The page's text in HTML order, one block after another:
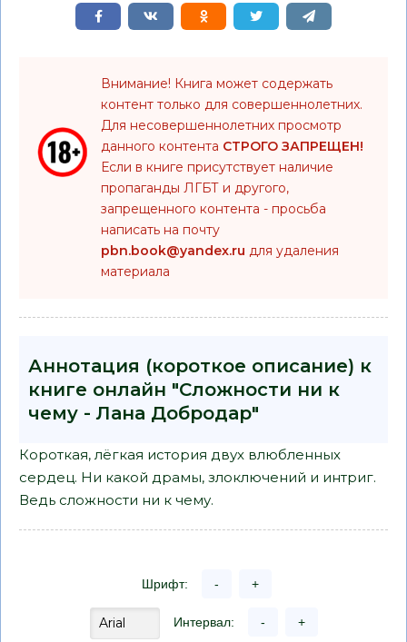
Внимание! Книга может содержать
контент только для совершеннолетних.
Для несовершеннолетних просмотр
данного контента СТРОГО ЗАПРЕЩЕН!
Если в книге присутствует наличие
пропаганды ЛГБТ и другого,
запрещенного контента - просьба
написать на почту
pbn.book@yandex.ru для удаления
материала
Аннотация (короткое описание) к
книге онлайн "Сложности ни к
чему - Лана Добродар"
Короткая, лёгкая история двух влюбленных
сердец. Ни какой драмы, злоключений и интриг.
Ведь сложности ни к чему.
Шрифт: - +
Интервал: - +